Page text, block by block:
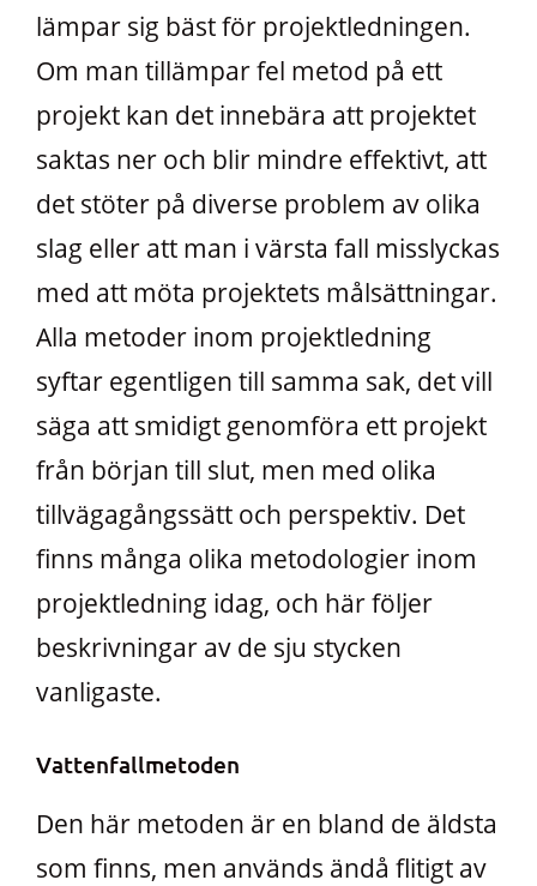
lämpar sig bäst för projektledningen.
Om man tillämpar fel metod på ett
projekt kan det innebära att projektet
saktas ner och blir mindre effektivt, att
det stöter på diverse problem av olika
slag eller att man i värsta fall misslyckas
med att möta projektets målsättningar.
Alla metoder inom projektledning
syftar egentligen till samma sak, det vill
säga att smidigt genomföra ett projekt
från början till slut, men med olika
tillvägagångssätt och perspektiv. Det
finns många olika metodologier inom
projektledning idag, och här följer
beskrivningar av de sju stycken
vanligaste.
Vattenfallmetoden
Den här metoden är en bland de äldsta
som finns, men används ändå flitigt av